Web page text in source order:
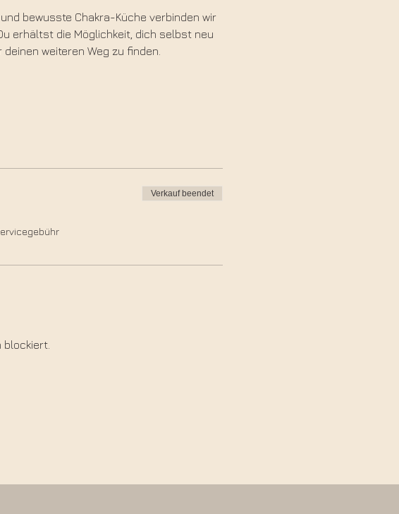
bewusste Chakra-Küche verbinden wir
erhältst die Möglichkeit, dich selbst neu
weiteren Weg zu finden.
Verkauf beendet